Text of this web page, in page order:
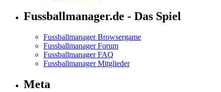
Fussballmanager.de - Das Spiel
Fussballmanager Browsergame
Fussballmanager Forum
Fussballmanager FAQ
Fussballmanager Mitglieder
Meta